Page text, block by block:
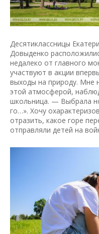
Десятиклассницы
Довыденко
недалеко от главного
участвуют в акции
выходы на природу. Мне
этой атмосферой,
школьница. — Выбрала
го…». Хочу
отразить, какое горе
отправляли детей на